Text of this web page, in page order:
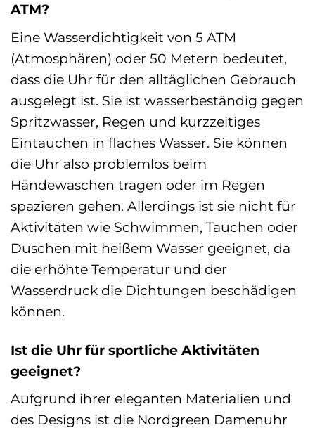
ATM?
Eine Wasserdichtigkeit von 5 ATM
(Atmosphären) oder 50 Metern bedeutet,
dass die Uhr für den alltäglichen Gebrauch
ausgelegt ist. Sie ist wasserbeständig gegen
Spritzwasser, Regen und kurzzeitiges
Eintauchen in flaches Wasser. Sie können
die Uhr also problemlos beim
Händewaschen tragen oder im Regen
spazieren gehen. Allerdings ist sie nicht für
Aktivitäten wie Schwimmen, Tauchen oder
Duschen mit heißem Wasser geeignet, da
die erhöhte Temperatur und der
Wasserdruck die Dichtungen beschädigen
können.
Ist die Uhr für sportliche Aktivitäten
geeignet?
Aufgrund ihrer eleganten Materialien und
des Designs ist die Nordgreen Damenuhr